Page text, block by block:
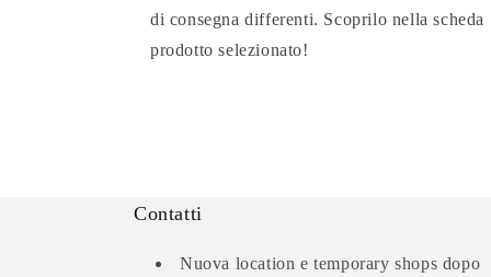
di consegna differenti. Scoprilo nella scheda
prodotto selezionato!
Contatti
Nuova location e temporary shops dopo